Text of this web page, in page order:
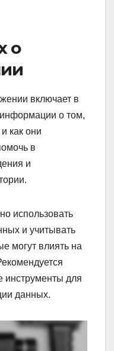
о
включает в
о том,
как они
в
и
использовать
и учитывать
могут влиять на
инструменты для
данных.